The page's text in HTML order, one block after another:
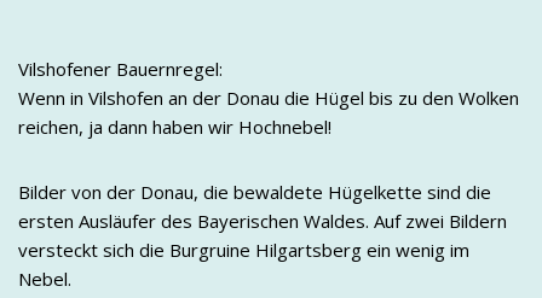
Vilshofener Bauernregel:
Wenn in Vilshofen an der Donau die Hügel bis zu den Wolken
reichen, ja dann haben wir Hochnebel!
Bilder von der Donau, die bewaldete Hügelkette sind die
ersten Ausläufer des Bayerischen Waldes. Auf zwei Bildern
versteckt sich die Burgruine Hilgartsberg ein wenig im
Nebel.